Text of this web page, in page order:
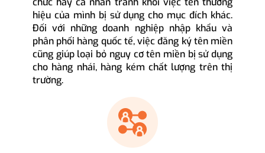
hiệu của mình bị sử dụng cho mục đích khác.
Đối với những doanh nghiệp nhập khẩu và
phân phối hàng quốc tế, việc đăng ký tên miền
cũng giúp loại bỏ nguy cơ tên miền bị sử dụng
cho hàng nhái, hàng kém chất lượng trên thị
trường.